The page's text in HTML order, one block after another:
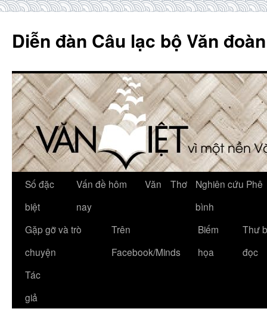
content
Diễn đàn Câu lạc bộ Văn
Số đặc
biệt
Vấn đề hôm
nay
Văn Thơ
Nghiên cứu Phê
bình
Gặp gỡ và trò
chuyện
Trên
Facebook/Minds
Biếm
họa
Thư
đọc
Tác
giả